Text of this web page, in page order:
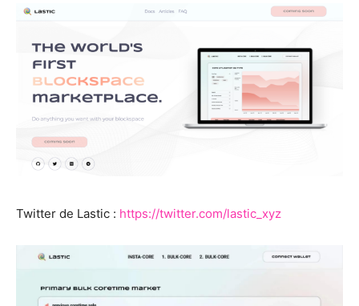
Twitter de Lastic : https://twitter.com/lastic_xyz